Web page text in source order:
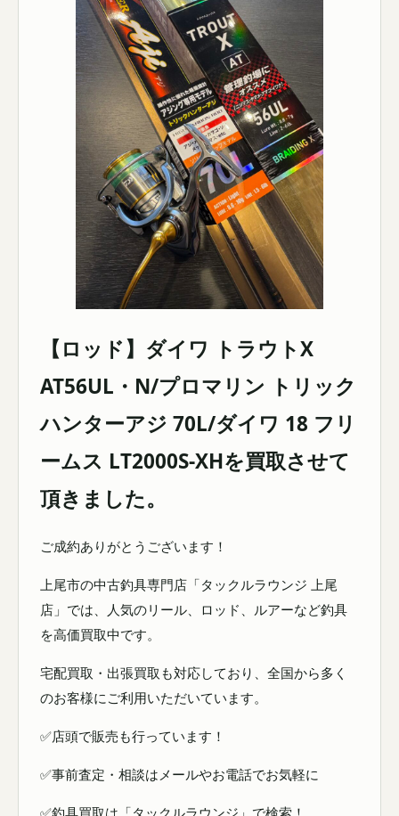
【ロッド】ダイワ トラウトX
AT56UL・N/プロマリン トリック
ハンターアジ 70L/ダイワ 18 フリ
ームス LT2000S-XHを買取させて
頂きました。
ご成約ありがとうございます！
上尾市の中古釣具専門店「タックルラウンジ 上尾
店」では、人気のリール、ロッド、ルアーなど釣具
を高価買取中です。
宅配買取・出張買取も対応しており、全国から多く
のお客様にご利用いただいています。
✅店頭で販売も行っています！
✅事前査定・相談はメールやお電話でお気軽に